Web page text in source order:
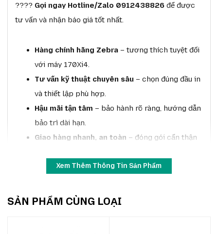
???? Gọi ngay Hotline/Zalo 0912438826 để được
tư vấn và nhận báo giá tốt nhất.
Hàng chính hãng Zebra – tương thích tuyệt đối
với máy 170Xi4.
Tư vấn kỹ thuật chuyên sâu – chọn đúng đầu in
và thiết lập phù hợp.
Hậu mãi tận tâm – bảo hành rõ ràng, hướng dẫn
bảo trì dài hạn.
Giao hàng nhanh, an toàn – đóng gói cẩn thận
Dịch vụ toàn diện– hỗ trợ xử lý sự cố, nâng
Xem Thêm Thông Tin Sản Phẩm
SẢN PHẨM CÙNG LOẠI